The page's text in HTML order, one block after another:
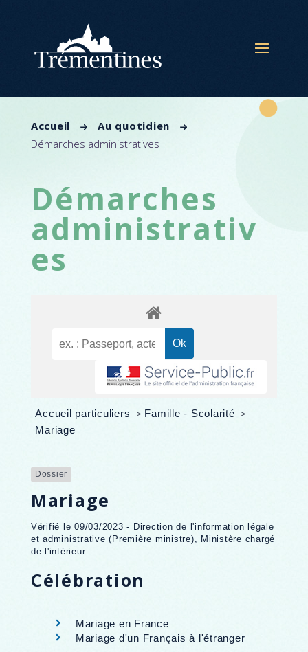
Accueil
Au quotidien
Démarches administratives
Démarches
administrativ
es
Accueil particuliers > Famille - Scolarité >
Mariage
Dossier
Mariage
Vérifié le 09/03/2023 - Direction de l'information légale
et administrative (Première ministre), Ministère chargé
de l'intérieur
Célébration
Mariage en France
Mariage d'un Français à l'étranger